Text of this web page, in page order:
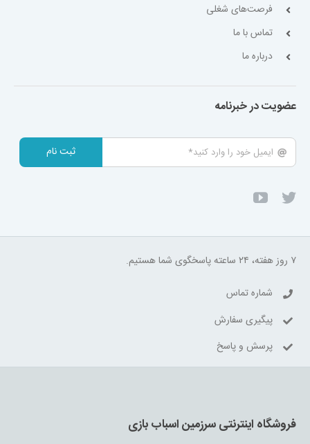
فرصت‌های شغلی
تماس با ما
درباره ما
عضویت در خبرنامه
ثبت نام
۷ روز هفته، ۲۴ ساعته پاسخگوی شما هستیم.
شماره تماس
پیگیری سفارش
پرسش و پاسخ
فروشگاه اینترنتی سرزمین اسباب بازی